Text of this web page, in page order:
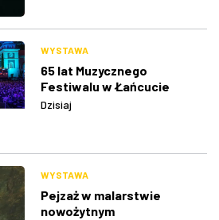
WYSTAWA
65 lat Muzycznego
Festiwalu w Łańcucie
Dzisiaj
WYSTAWA
Pejzaż w malarstwie
nowożytnym